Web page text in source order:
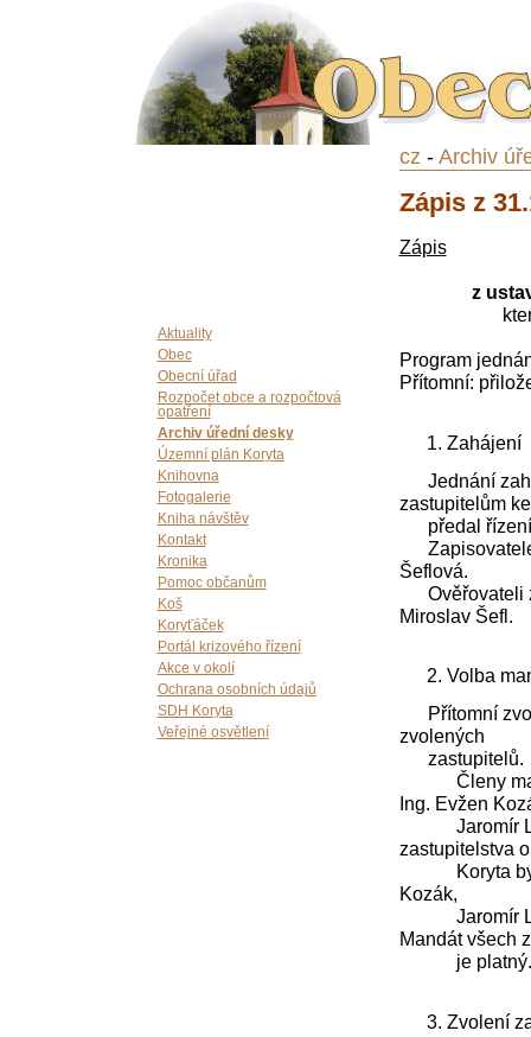
Aktuality
Obec
Obecní úřad
Rozpočet obce a rozpočtová
opatření
Archiv úřední desky
Územní plán Koryta
Knihovna
Fotogalerie
Kniha návštěv
Kontakt
Kronika
Pomoc občanům
Koš
Koryťáček
Portál krizového řízení
Akce v okolí
Ochrana osobních údajů
SDH Koryta
Veřejné osvětlení
cz - Archiv
Zápis z
Zápis
z
Program
Přítomní:
Zahájení
Jednání
zastupitelům
předal řízení
Šeflová.
Ověřovateli
Miroslav Šefl.
Volba
Přítomní
zvolených
zastupitelů.
Členy
Ing. Evžen
Jaromír
zastupitelstva
Koryta byli
Kozák,
Jaromír
Mandát všech
je platný.
Zvolení